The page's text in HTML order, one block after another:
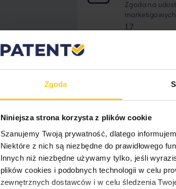
Zgoda
Niniejsza strona korzysta z plików cookie
Szanujemy Twoją prywatność, dlatego
Niektóre z nich są niezbędne do prawidłowego
Innych niż niezbędne używamy tylko, jeśli
plików cookies i podobnych technologii w celu
zewnętrznych dostawców i w celu śledzenia
Zgoda na
marketigowych
1.7